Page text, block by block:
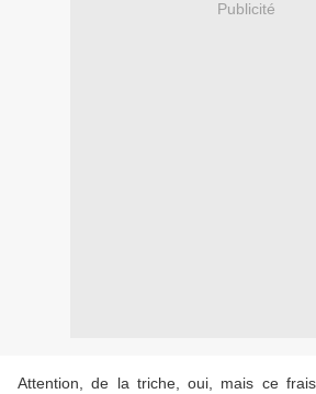
Publicité
Attention, de la triche, oui, mais ce